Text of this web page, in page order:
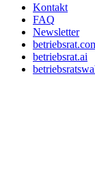
Kontakt
FAQ
Newsletter
betriebsrat.ai